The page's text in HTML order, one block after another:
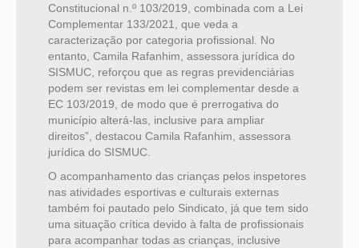
Constitucional n.º 103/2019, combinada com a Lei
Complementar 133/2021, que veda a
caracterização por categoria profissional. No
entanto, Camila Rafanhim, assessora jurídica do
SISMUC, reforçou que as regras previdenciárias
podem ser revistas em lei complementar desde a
EC 103/2019, de modo que é prerrogativa do
município alterá-las, inclusive para ampliar
direitos”, destacou Camila Rafanhim, assessora
jurídica do SISMUC.
O acompanhamento das crianças pelos inspetores
nas atividades esportivas e culturais externas
também foi pautado pelo Sindicato, já que tem sido
uma situação crítica devido à falta de profissionais
para acompanhar todas as crianças, inclusive